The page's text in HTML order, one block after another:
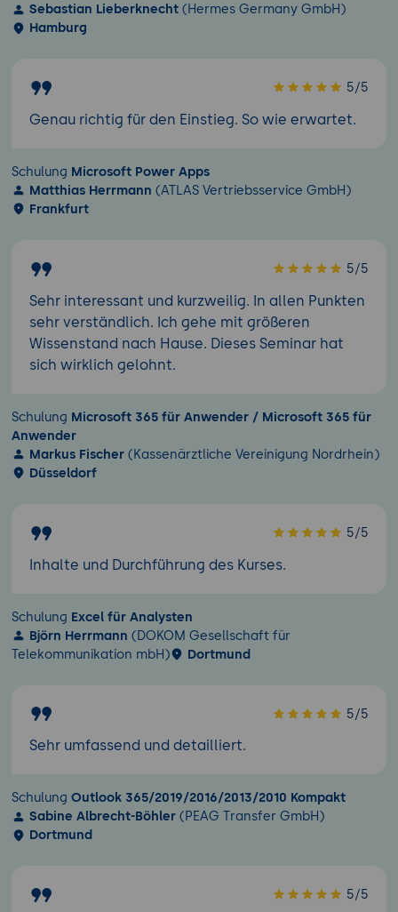
Sebastian Lieberknecht (Hermes Germany GmbH)
Hamburg
5/5
Genau richtig für den Einstieg. So wie erwartet.
Schulung Microsoft Power Apps
Matthias Herrmann (ATLAS Vertriebsservice GmbH)
Frankfurt
5/5
Sehr interessant und kurzweilig. In allen Punkten
sehr verständlich. Ich gehe mit größeren
Wissenstand nach Hause. Dieses Seminar hat
sich wirklich gelohnt.
Schulung Microsoft 365 für Anwender / Microsoft 365 für
Anwender
Markus Fischer (Kassenärztliche Vereinigung Nordrhein)
Düsseldorf
5/5
Inhalte und Durchführung des Kurses.
Schulung Excel für Analysten
Björn Herrmann (DOKOM Gesellschaft für
Telekommunikation mbH)
Dortmund
5/5
Sehr umfassend und detailliert.
Schulung Outlook 365/2019/2016/2013/2010 Kompakt
Sabine Albrecht-Böhler (PEAG Transfer GmbH)
Dortmund
5/5